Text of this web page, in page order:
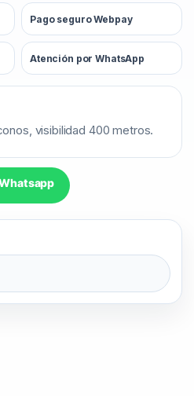
Pago seguro Webpay
Atención por WhatsApp
visibilidad 400 metros.